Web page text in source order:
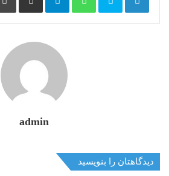
admin
دیدگاهتان را بنویسید